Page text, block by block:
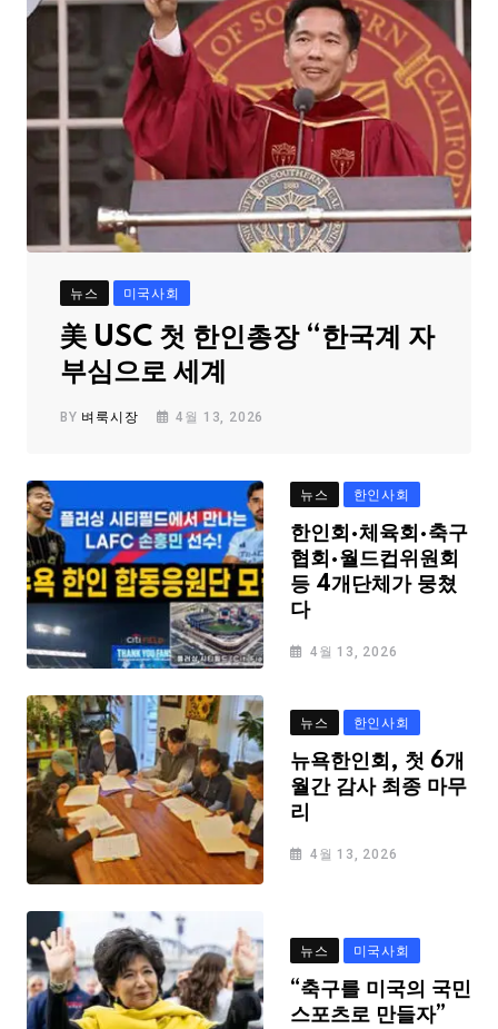
뉴스 미국사회
美 USC 첫 한인총장 “한국계 자
부심으로 세계
BY 벼룩시장 4월 13, 2026
뉴스 한인사회
한인회·체육회·축구
협회·월드컵위원회
등 4개단체가 뭉쳤
다
4월 13, 2026
뉴스 한인사회
뉴욕한인회, 첫 6개
월간 감사 최종 마무
리
4월 13, 2026
뉴스 미국사회
“축구를 미국의 국민
스포츠로 만들자”